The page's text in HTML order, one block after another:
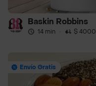
Baskin Robbins
14 min · $ 4000
Envío Gratis